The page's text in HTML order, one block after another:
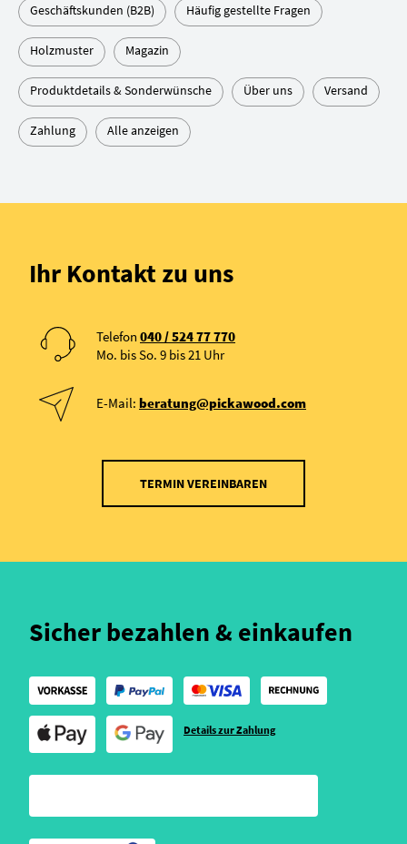
Geschäftskunden (B2B) Häufig gestellte Fragen
Holzmuster Magazin
Produktdetails & Sonderwünsche Über uns Versand
Zahlung Alle anzeigen
Ihr Kontakt zu uns
Telefon 040 / 524 77 770
Mo. bis So. 9 bis 21 Uhr
E-Mail: beratung@pickawood.com
TERMIN VEREINBAREN
Sicher bezahlen & einkaufen
Details zur Zahlung